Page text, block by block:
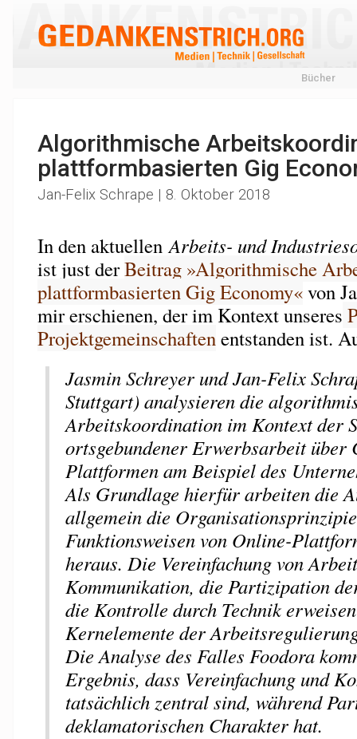
Bücher
Algorithmische
plattformbasierten Gig
Jan-Felix Schrape | 8. Oktober 2018
In den aktuellenArbeits- und
ist just derBeitrag »Algorithmische
plattformbasierten Gig Economy«von
mir erschienen, der im Kontext unseres
Projektgemeinschaftenentstanden ist.
Jasmin Schreyer und Jan-Felix
Stuttgart) analysieren die
Arbeitskoordination im Kontext der
ortsgebundener Erwerbsarbeit über
Plattformen am Beispiel des
Als Grundlage hierfür arbeiten die
allgemein die
Funktionsweisen von Online-
heraus. Die Vereinfachung von
Kommunikation, die Partizipation
die Kontrolle durch Technik
Kernelemente der
Die Analyse des Falles Foodora
Ergebnis, dass Vereinfachung und
tatsächlich zentral sind, während
deklamatorischen Charakter hat.